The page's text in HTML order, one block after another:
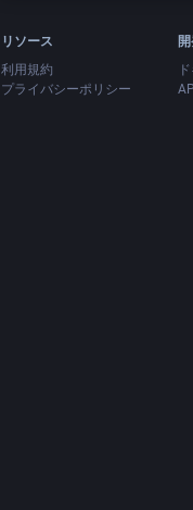
リソース
利用規約
プライバシーポリシー
API